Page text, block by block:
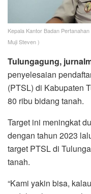
Kepala Kantor Badan
Muji Steven )
Tulungagung,
penyelesaian
(PTSL) di Kabupaten
80 ribu bidang tanah.
Target ini meningkat
dengan tahun 2023
target PTSL di
tanah.
“Kami yakin bisa,